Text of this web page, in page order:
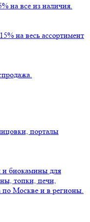
на все из наличия.
на весь ассортимент
порталы